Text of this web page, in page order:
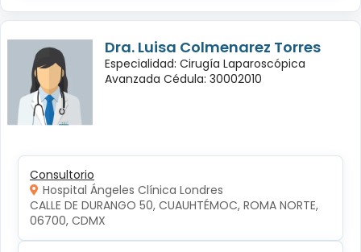
Dra. Luisa Colmenarez Torres
Especialidad: Cirugía Laparoscópica
Avanzada Cédula: 30002010
Consultorio
Hospital Ángeles Clínica Londres
CALLE DE DURANGO 50, CUAUHTÉMOC, ROMA NORTE,
06700, CDMX